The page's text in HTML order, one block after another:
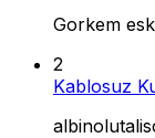
Gorkem
2
Kablosuz